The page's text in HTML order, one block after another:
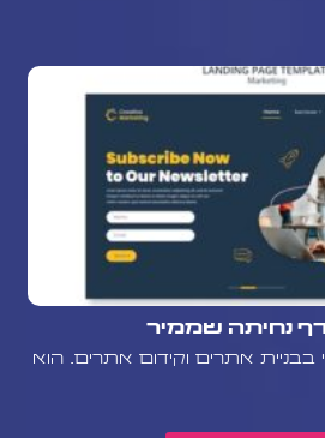
בבניית אתרים וקידום אתרים. הוא